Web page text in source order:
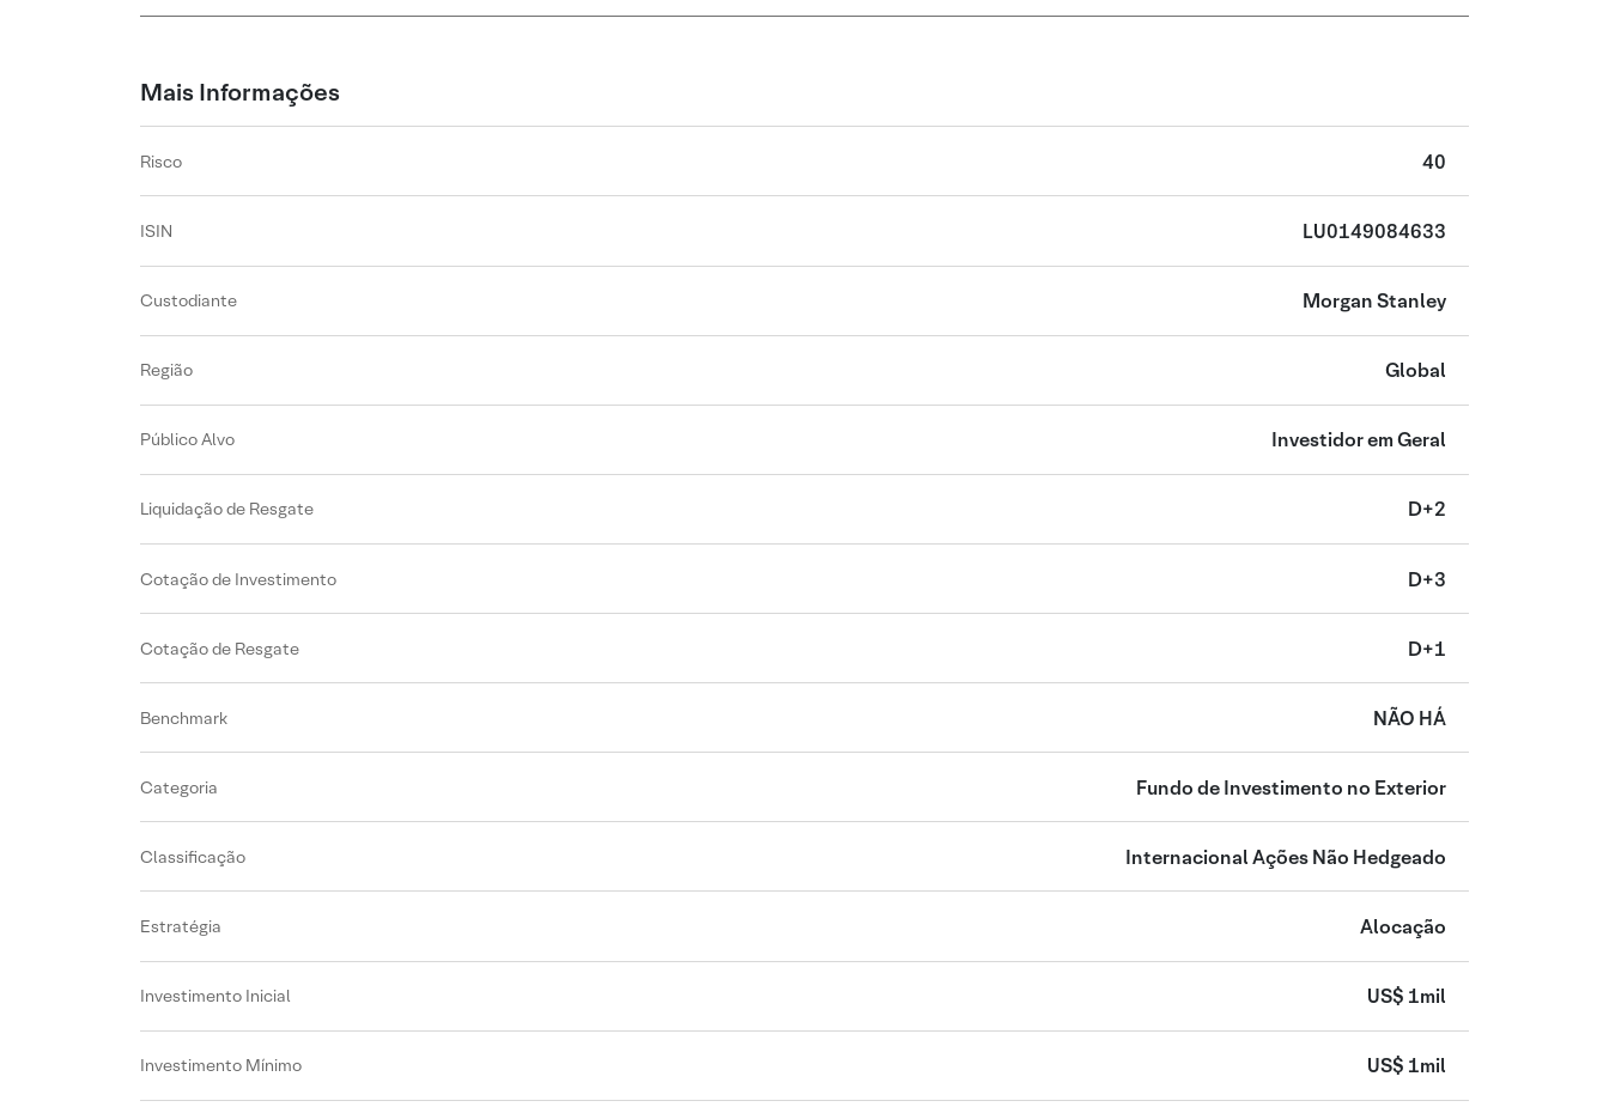
Mais Informações
Risco 40
ISIN LU0149084633
Custodiante Morgan Stanley
Região Global
Público Alvo Investidor em Geral
Liquidação de Resgate D+2
Cotação de Investimento D+3
Cotação de Resgate D+1
Benchmark NÃO HÁ
Categoria Fundo de Investimento no Exterior
Classificação Internacional Ações Não Hedgeado
Estratégia Alocação
Investimento Inicial US$ 1mil
Investimento Mínimo US$ 1mil